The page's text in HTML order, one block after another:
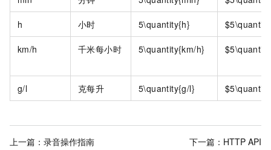
h 小时 5\quantity{h}
km/h 千米每小时 5\quantity{km/h}
g/l 克每升 5\quantity{g/l}
上一篇： 录音操作指南 下一篇： HTTP API